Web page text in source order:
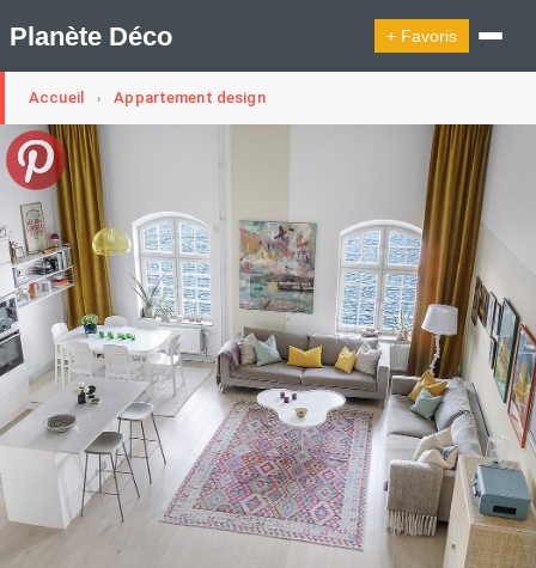
Planète Déco + Favoris
🛍︎ Shop Planète Déco
Appartement Design Cabanes
Decoration Noël
Design Suédois En Quelques Photos
Idées Déco En 10 Photos
La Semaine Décoration Et Design
Maison En Ville
Méli-Mélo Suédois
Publi Reportage
Tendance
Interieurs Scandinaves
La Décoration Selon Votre Signe Astrologique
Les Trouvailles Déco Du Jour
Loft
Maison Appartement Écologique
Maison Container/container House
Maison D'hôtes
Maison Et Appartement Vintage
On Décode La Déco
Petite Surface
Question De Style
Renovation
Accueil › Appartement design